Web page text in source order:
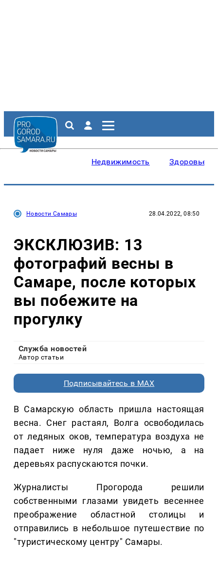
Недвижимость Здоровье
Новости Самары 28.04.2022, 08:50
ЭКСКЛЮЗИВ: 13
фотографий весны в
Самаре, после которых
вы побежите на
прогулку
Служба новостей
Автор статьи
Подписывайтесь в MAX
В Самарскую область пришла настоящая
весна. Снег растаял, Волга освободилась
от ледяных оков, температура воздуха не
падает ниже нуля даже ночью, а на
деревьях распускаются почки.
Журналисты Прогорода решили
собственными глазами увидеть весеннее
преображение областной столицы и
отправились в небольшое путешествие по
"туристическому центру" Самары.